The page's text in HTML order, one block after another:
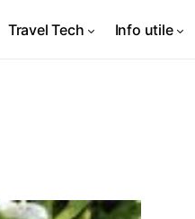
Travel Tech Info utile